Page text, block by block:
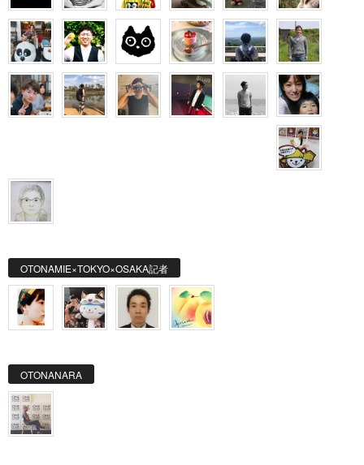
OTONAMIE×TOKYO×OSAKA記者
OTONANARA